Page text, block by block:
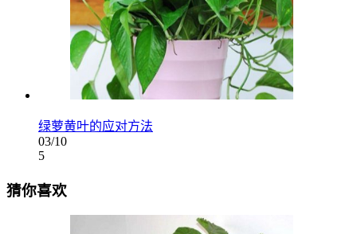
绿萝黄叶的应对方法
03/10
5
猜你喜欢